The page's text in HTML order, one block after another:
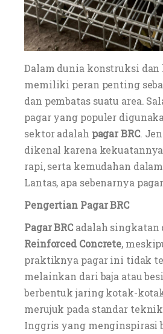
Dalam dunia konstruksi dan
memiliki peran penting
dan pembatas suatu area.
pagar yang populer
sektor adalah pagar BRC.
dikenal karena
rapi, serta kemudahan
Lantas, apa sebenarnya
Pengertian Pagar BRC
Pagar BRC adalah singkatan
Reinforced Concrete,
praktiknya pagar ini tidak
melainkan dari baja atau
berbentuk jaring kotak-kotak.
merujuk pada standar
Inggris yang menginspirasi